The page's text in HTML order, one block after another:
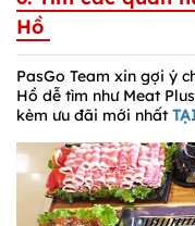
Hồ
PasGo Team xin gợi ý
Hồ dễ tìm như Meat
kèm ưu đãi mới nhất